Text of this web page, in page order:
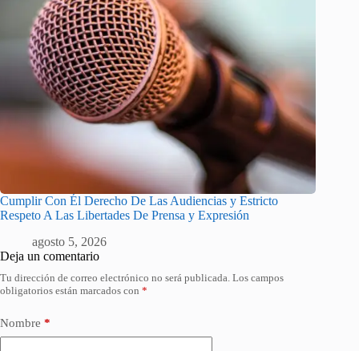
Cumplir Con Él Derecho De Las Audiencias y Estricto
Respeto A Las Libertades De Prensa y Expresión
agosto 5, 2026
Deja un comentario
Tu dirección de correo electrónico no será publicada. Los campos
obligatorios están marcados con *
Nombre *